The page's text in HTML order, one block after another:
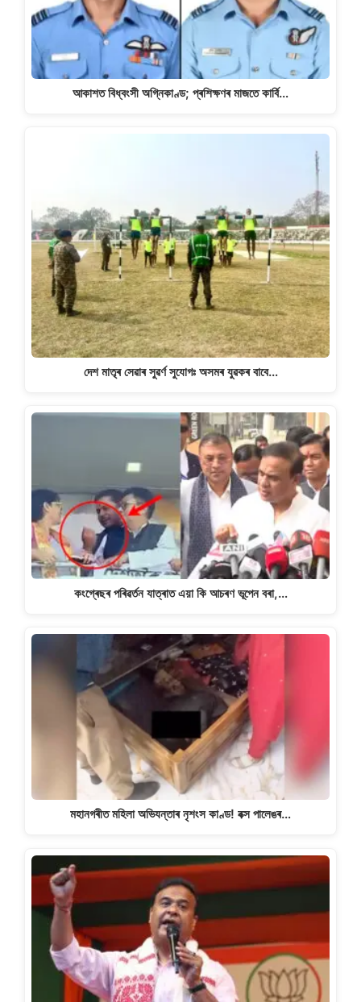
আকাশত বিধ্বংসী অগ্নিকাণ্ড; প্ৰশিক্ষণৰ মাজতে কাৰ্বি…
দেশ মাতৃৰ সেৱাৰ সুৱৰ্ণ সুযোগঃ অসমৰ যুৱকৰ বাবে…
কংগ্ৰেছৰ পৰিৱৰ্তন যাত্ৰাত এয়া কি আচৰণ ভূপেন বৰা,…
মহানগৰীত মহিলা অভিযন্তাৰ নৃশংস কাণ্ড! বক্স পালেঙৰ…